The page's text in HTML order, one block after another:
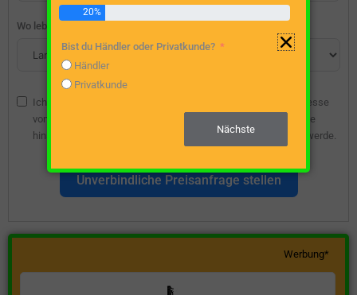
Wo lebst du?
Ich bin damit einverstanden, dass die angegebene E-Mail-Adresse
vom Webseitenbetreiber gespeichert wird, damit ich über diese
hinsichtlich eines unverbindlichen Preisangebots kontaktiert werde.
Unverbindliche Preisanfrage stellen
Werbung*
20%
Bist du Händler oder Privatkunde?
Händler
Privatkunde
Nächste